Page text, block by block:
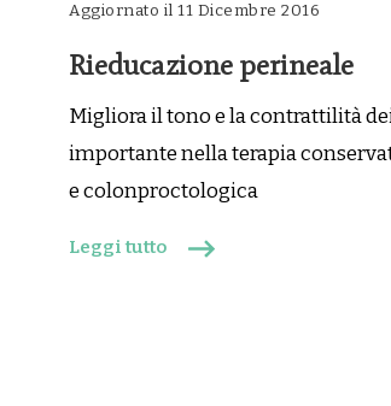
Aggiornato il 11 Dicembre 2016
Rieducazione perineale
Migliora il tono e la contrattilità
importante nella terapia
e colonproctologica
Leggi tutto